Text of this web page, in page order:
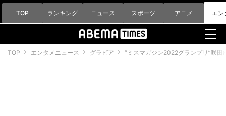
TOP ランキング ニュース スポーツ アニメ エン
TOP エンタメニュース グラビア “ミスマガジン2022グランプリ”咲